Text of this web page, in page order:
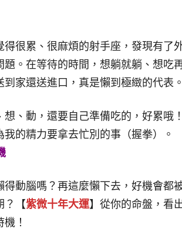
很累、很麻煩的射手座，發現有了
。在等待的時間，想躺就躺、想吃
家還送進口，真是懶到極緻的代表。
、動，還要自己準備吃的，好累哦
的精力要拿去忙別的事（握拳）。
動腦嗎？再這麼懶下去，好機會都
？【紫微十年大運】從你的命盤，看
！